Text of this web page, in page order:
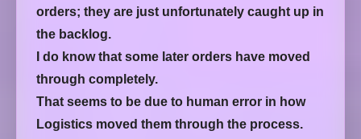
orders; they are just unfortunately caught up in
the backlog.
I do know that some later orders have moved
through completely.
That seems to be due to human error in how
Logistics moved them through the process.